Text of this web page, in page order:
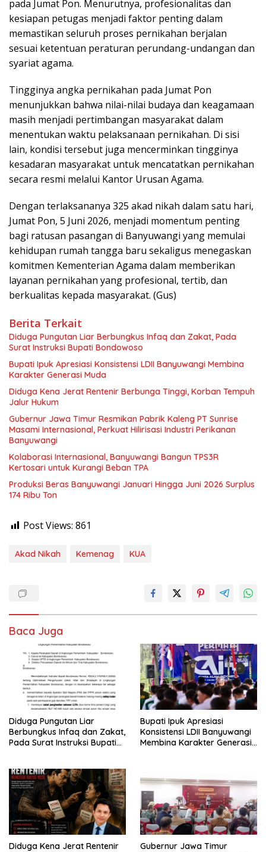
pada Jumat Pon. Menurutnya, profesionalitas dan
kesiapan petugas menjadi faktor penting dalam
memastikan seluruh proses pernikahan berjalan
sesuai ketentuan peraturan perundang-undangan dan
syariat agama.
Tingginya angka pernikahan pada Jumat Pon
menunjukkan bahwa nilai-nilai budaya dan keagamaan
masih menjadi pertimbangan masyarakat dalam
menentukan waktu pelaksanaan pernikahan. Di sisi
lain, kondisi tersebut juga mencerminkan tingginya
kesadaran masyarakat untuk mencatatkan pernikahan
secara resmi melalui Kantor Urusan Agama.
Dengan terlaksananya 325 akad nikah dalam satu hari,
Jumat Pon, 5 Juni 2026, menjadi momentum penting
bagi ratusan pasangan di Banyuwangi yang memulai
kehidupan rumah tangga baru sekaligus menegaskan
komitmen Kementerian Agama dalam memberikan
layanan pernikahan yang profesional, tertib, dan
berkualitas kepada masyarakat. (Gus)
Berita Terkait
Diduga Pungutan Liar Berbungkus Infaq dan Zakat, Pada
Surat Instruksi Bupati Bondowoso
Bupati Ipuk Apresiasi Konsistensi LDII Banyuwangi Membina
Karakter Generasi Muda
Diduga Kena Jerat Rentenir Berbunga Tinggi, Korban Tempuh
Jalur Hukum
Gubernur Jawa Timur Resmikan Pabrik Kaleng PT Sunrise
Masami Internasional, Perkuat Hilirisasi Industri Perikanan
Banyuwangi
Kolaborasi Internasional, Banyuwangi Bangun TPS3R
Kertosari untuk Kurangi Beban TPA
Produksi Beras Banyuwangi Januari Hingga Juni 2026 Surplus
174 Ribu Ton
Post Views: 861
Akad Nikah Kemenag KUA
Baca Juga
Diduga Pungutan Liar
Berbungkus Infaq dan Zakat,
Pada Surat Instruksi Bupati
Bupati Ipuk Apresiasi
Konsistensi LDII Banyuwangi
Membina Karakter Generasi
Diduga Kena Jerat Rentenir
Gubernur Jawa Timur